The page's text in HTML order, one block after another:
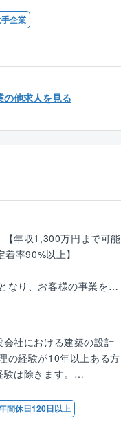
。
生活をしていただきま
での帰省手当や親族の慶
いており、生活圏には
、生活に困らない環境で
て取り組んでまいりまし
っと豊かな社会づくり
からになります。
を中核にし、東南アジ
することを見込んでおり
安定した基盤＞
場企業として、事業を
、施工管理者、事務の3名
ため、増員予定でござい
】
げ期から拡大期へと移
として、支店長を目指
外での長期的なキャリア
たいと考えております。
経験
以上)
企業
の他求人を見る
年収1,300万円まで可能
率90%以上】
なり、お客様の事業を支
お客様を対象に、日本勤
法人赴任時ではASEAN地
トを推進します。
まで幅広い業務がありま
建設投資をしたい場合の
、日々のやり取りには英
社における建築の設計
の経験が10年以上ある⽅
は除きます。
ター、公共施設、商業施
設計、または施工管理の
間休日120日以上